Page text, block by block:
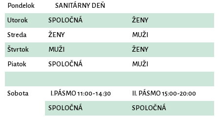
Pondelok
SANITÁRNY DEŇ
Utorok
SPOLOČNÁ
ŽENY
Streda
ŽENY
MUŽI
Štvrtok
MUŽI
ŽENY
Piatok
SPOLOČNÁ MUŽI
Sobota I.PÁSMO 11:00-14:30
II. PÁSMO 15:00-20:00
SPOLOČNÁ
SPOLOČNÁ